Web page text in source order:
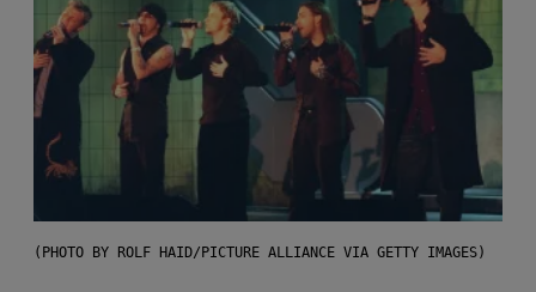
(PHOTO BY ROLF HAID/PICTURE ALLIANCE VIA GETTY IMAGES)